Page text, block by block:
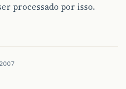
processado por isso.